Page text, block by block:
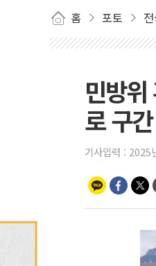
홈 포토
민방
로 구간
기사입력 : 2025